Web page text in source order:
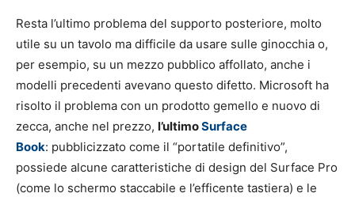
Resta l’ultimo problema del supporto posteriore, molto
utile su un tavolo ma difficile da usare sulle ginocchia o,
per esempio, su un mezzo pubblico affollato, anche i
modelli precedenti avevano questo difetto. Microsoft ha
risolto il problema con un prodotto gemello e nuovo di
zecca, anche nel prezzo, l’ultimoSurface
Book: pubblicizzato come il “portatile definitivo”,
possiede alcune caratteristiche di design del Surface Pro
(come lo schermo staccabile e l’efficente tastiera) e le